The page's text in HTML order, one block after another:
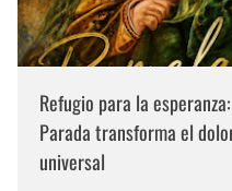
Refugio para la
Parada transforma el
universal